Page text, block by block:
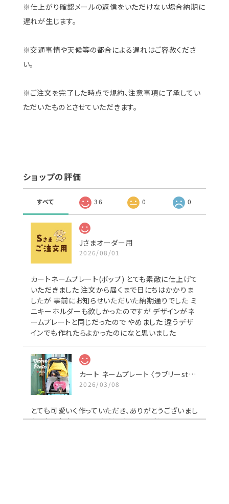
※仕上がり確認メールの返信をいただけない場合納期に
遅れが生じます。
※交通事情や天候等の都合による遅れはご容赦くださ
い。
※ご注文を完了した時点で規約、注意事項に了承してい
ただいたものとさせていただきます。
ショップの評価
すべて 36 0 0
Jさまオーダー用
2026/08/01
カートネームプレート(ポップ) とても素敵に仕上げて
いただきました 注文から届くまで日にちはかかりま
したが 事前にお知らせいただいた納期通りでした ミ
ニキーホルダーも欲しかったのですが デザインがネ
ームプレートと同じだったので やめました 違うデザ
インでも作れたらよかったのになと思いました
カート ネームプレート 〈ラブリーstyle〉
2026/03/08
とても可愛いく作っていただき、ありがとうございまし
た。 青に色変更していただいたハートがうちのわんこ